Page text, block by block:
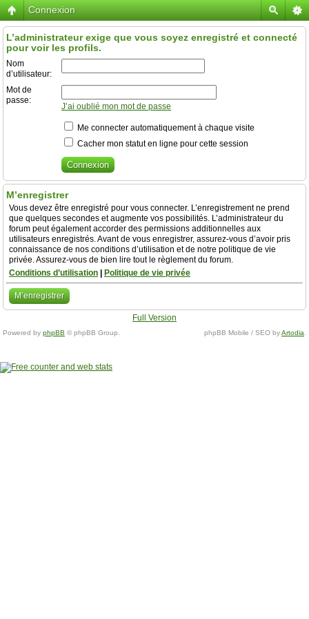
Connexion
L’administrateur exige que vous soyez enregistré et connecté
pour voir les profils.
Nom
d’utilisateur:
Mot de
passe:
J’ai oublié mon mot de passe
Me connecter automatiquement à chaque visite
Cacher mon statut en ligne pour cette session
M’enregistrer
Vous devez être enregistré pour vous connecter. L’enregistrement ne prend
que quelques secondes et augmente vos possibilités. L’administrateur du
forum peut également accorder des permissions additionnelles aux
utilisateurs enregistrés. Avant de vous enregistrer, assurez-vous d’avoir pris
connaissance de nos conditions d’utilisation et de notre politique de vie
privée. Assurez-vous de bien lire tout le règlement du forum.
Conditions d’utilisation
Politique de vie privée
M’enregistrer
Full Version
Powered by phpBB © phpBB Group. phpBB Mobile / SEO byArtodia